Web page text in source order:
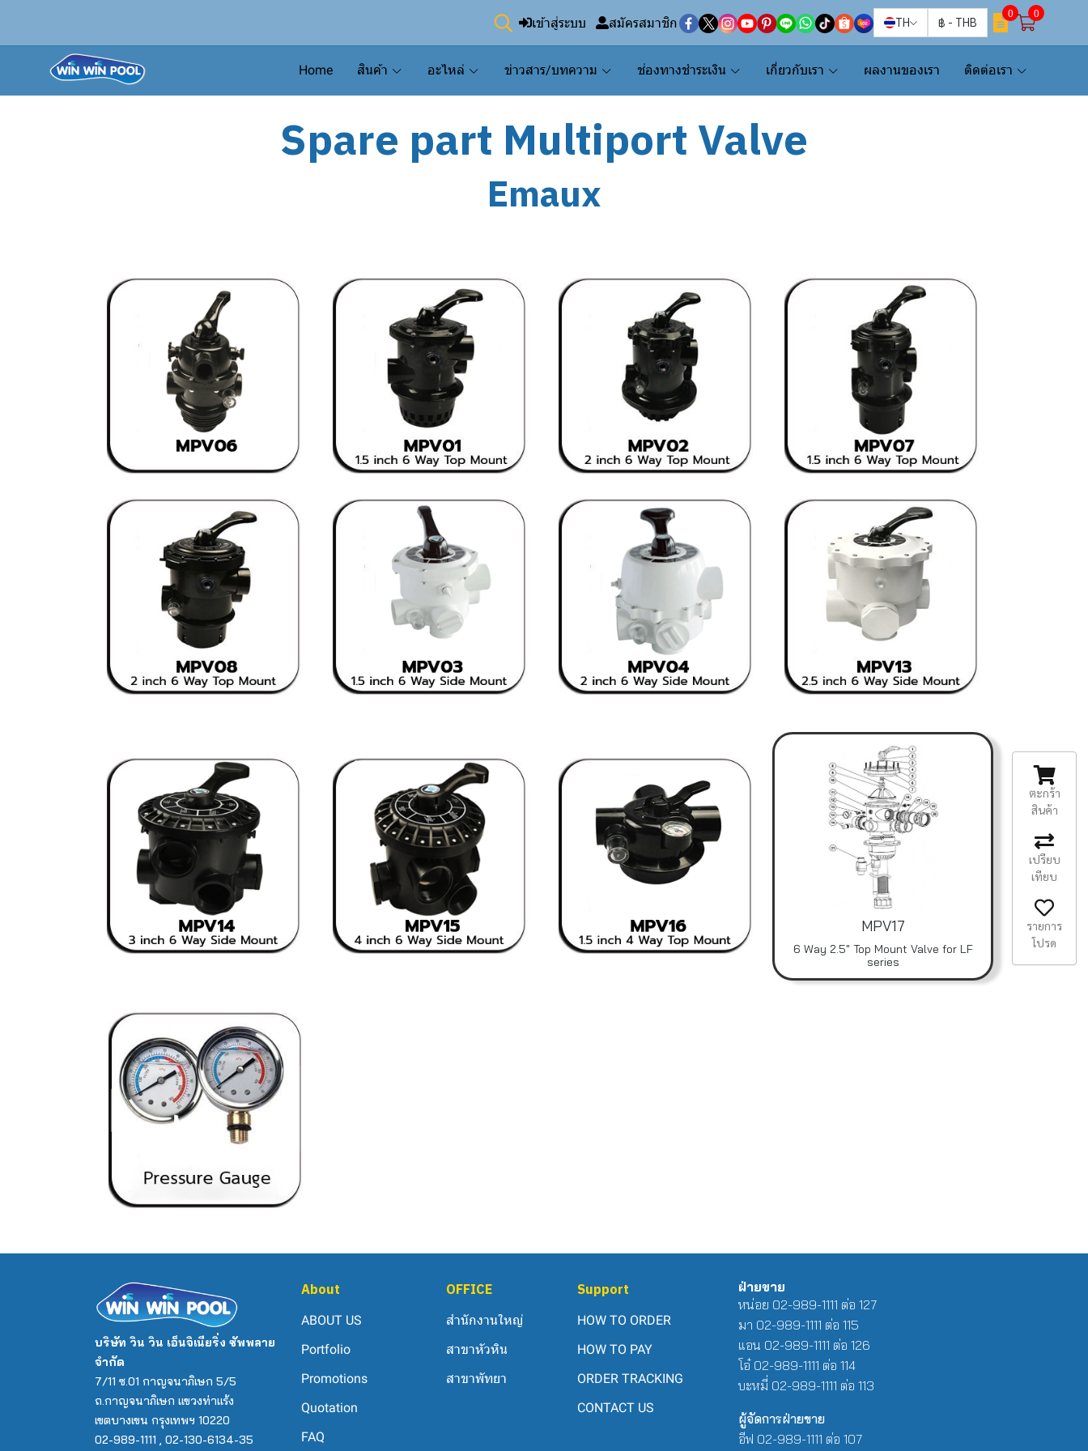
เข้าสู่ระบบ สมัครสมาชิก TH ฿ - THB
0 0
Home สินค้า อะไหล่ ข่าวสาร/บทความ ช่องทางชำระเงิน เกี่ยวกับเรา ผลงานของเรา ติดต่อเรา
Spare part Multiport Valve
Emaux
MPV17
6 Way 2.5" Top Mount Valve for LF
series
บริษัท วิน วิน เอ็นจิเนียริ่ง ซัพพลาย
จำกัด
7/11 ซ.01 กาญจนาภิเษก 5/5
ถ.กาญจนาภิเษก แขวงท่าแร้ง
เขตบางเขน กรุงเทพฯ 10220
02-989-1111 , 02-130-6134-35
About
ABOUT US
Portfolio
Promotions
Quotation
FAQ
OFFICE
สำนักงานใหญ่
สาขาหัวหิน
สาขาพัทยา
Support
HOW TO ORDER
HOW TO PAY
ORDER TRACKING
CONTACT US
ฝ่ายขาย
หน่อย 02-989-1111 ต่อ 127
มา 02-989-1111 ต่อ 115
แอน 02-989-1111 ต่อ 126
โอ๋ 02-989-1111 ต่อ 114
บะหมี่ 02-989-1111 ต่อ 113
ผู้จัดการฝ่ายขาย
อีฟ 02-989-1111 ต่อ 107
ตะกร้า
สินค้า
เปรียบ
เทียบ
รายการ
โปรด